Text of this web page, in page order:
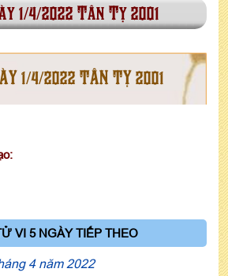
1/4/2022 Tân Tỵ 2001
1/4/2022 TÂN TỴ 2001
VI 5 NGÀY TIẾP THEO
4 năm 2022